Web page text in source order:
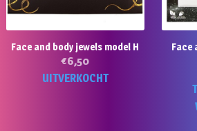
Face and body jewels model H
€6,50
UITVERKOCHT
Face